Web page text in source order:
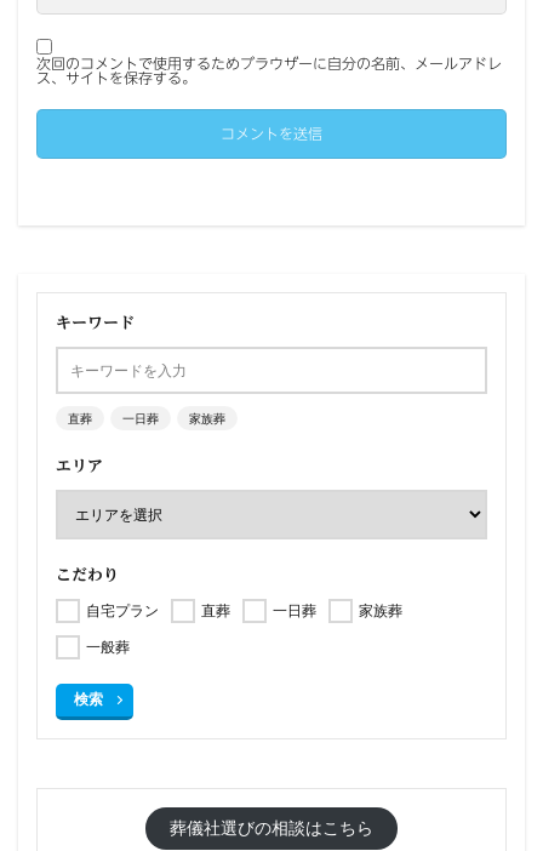
次回のコメントで使用するためブラウザーに自分の名前、メールアドレ
ス、サイトを保存する。
キーワード
直葬 一日葬 家族葬
エリア
こだわり
自宅プラン 直葬 一日葬
家族葬
一般葬
検索
葬儀社選びの相談はこちら